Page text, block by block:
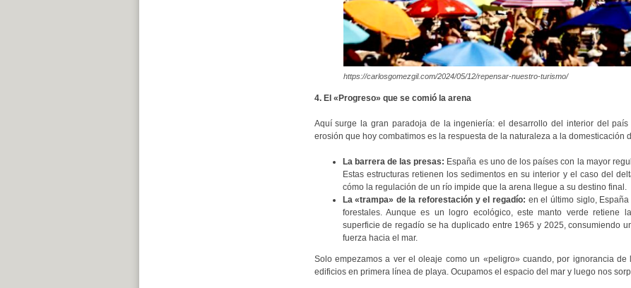
https://carlosgomezgil.com/2024/05/12/repensar-nuestro-turismo/
4. El «Progreso» que se comió la arena
Aquí surge la gran paradoja de la ingeniería: el desarrollo del interior del
erosión que hoy combatimos es la respuesta de la naturaleza a la domesticación
La barrera de las presas: España es uno de los países con la mayor
Estas estructuras retienen los sedimentos en su interior y el caso del
cómo la regulación de un río impide que la arena llegue a su destino final.
La «trampa» de la reforestación y el regadío: en el último siglo,
forestales. Aunque es un logro ecológico, este manto verde retiene
superficie de regadío se ha duplicado entre 1965 y 2025, consumiendo
fuerza hacia el mar.
Solo empezamos a ver el oleaje como un «peligro» cuando, por ignorancia de
edificios en primera línea de playa. Ocupamos el espacio del mar y luego nos